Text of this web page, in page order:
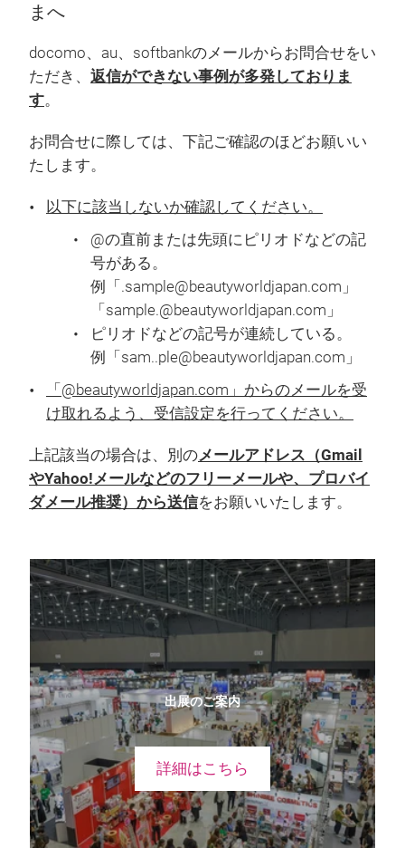
まへ
docomo、au、softbankのメールからお問合せをい
ただき、 返信ができない事例が多発しておりま
す。
お問合せに際しては、下記ご確認のほどお願いい
たします。
以下に該当しないか確認してください。
@の直前または先頭にピリオドなどの記
号がある。
例「.sample@beautyworldjapan.com」
「sample.@beautyworldjapan.com」
ピリオドなどの記号が連続している。
例「sam..ple@beautyworldjapan.com」
「@beautyworldjapan.com」からのメールを受
け取れるよう、受信設定を行ってください。
上記該当の場合は、別のメールアドレス（Gmail
やYahoo!メールなどのフリーメールや、プロバイ
ダメール推奨）から送信をお願いいたします。
出展のご案内
詳細はこちら